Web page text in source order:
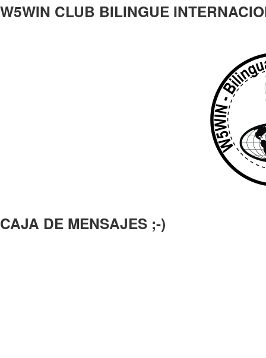
W5WIN CLUB BILINGUE
CAJA DE MENSAJES ;-)